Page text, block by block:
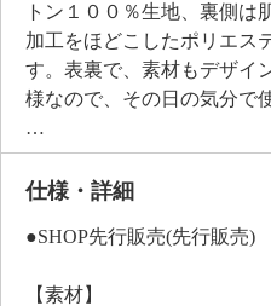
トン１００％生地、裏側は
加工をほどこしたポリエス
す。表裏で、素材もデザイ
様なので、その日の気分で
けます。中わた入りなので
うれしいポイント。洗濯機
きるので、清潔に使えます。
仕様・詳細
●SHOP先行販売(先行販売)
【素材】